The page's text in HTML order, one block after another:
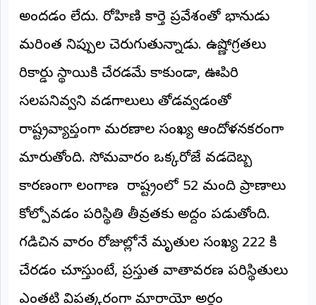
భక్తి
క్రీడలు
జాతీయం
అంతర్జాతీయం
ఆర్టీఐ
రిపోర్టర్స్
(REPORTERS
DESK)
మా
రిపోర్టర్లు
రిపోర్టర్‌గా
అందడం లేదు. రోహిణి కార్తె ప్రవేశంతో భానుడు
మరింత నిప్పుల చెరుగుతున్నాడు. ఉష్ణోగ్రతలు
రికార్డు స్థాయికి చేరడమే కాకుండా, ఊపిరి
సలపనివ్వని వడగాలులు తోడవ్వడంతో
రాష్ట్రవ్యాప్తంగా మరణాల సంఖ్య ఆందోళనకరంగా
మారుతోంది. సోమవారం ఒక్కరోజే వడదెబ్బ
కారణంగా తెలంగాణ రాష్ట్రంలో 52 మంది ప్రాణాలు
కోల్పోవడం పరిస్థితి తీవ్రతకు అద్దం పడుతోంది. ​
గడిచిన వారం రోజుల్లోనే మృతుల సంఖ్య 222 కి
చేరడం చూస్తుంటే, ప్రస్తుత వాతావరణ పరిస్థితులు
ఎంతటి విపత్కరంగా మారాయో అర్థం